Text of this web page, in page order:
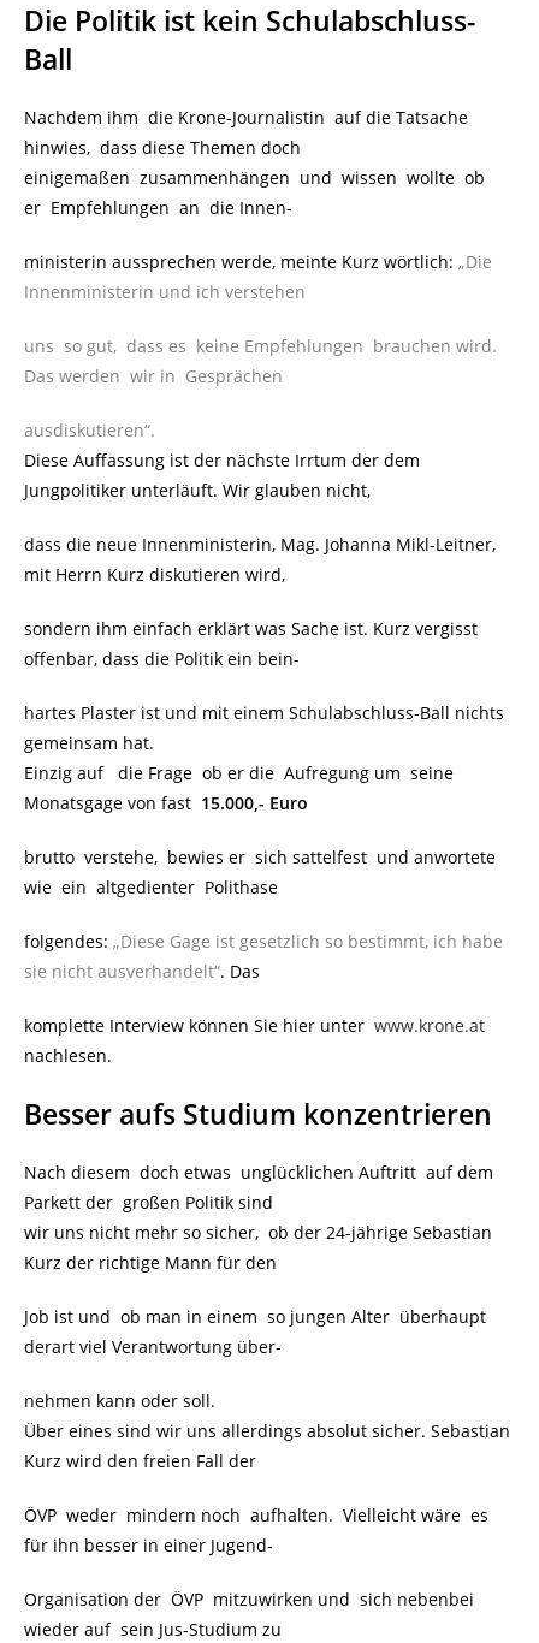
Die Politik ist kein Schulabschluss-
Ball
Nachdem ihm die Krone-Journalistin auf die Tatsache
hinwies, dass diese Themen doch
einigemaßen zusammenhängen und wissen wollte ob
er Empfehlungen an die Innen-
ministerin aussprechen werde, meinte Kurz wörtlich: „Die
Innenministerin und ich verstehen
uns so gut, dass es keine Empfehlungen brauchen wird.
Das werden wir in Gesprächen
ausdiskutieren“.
Diese Auffassung ist der nächste Irrtum der dem
Jungpolitiker unterläuft. Wir glauben nicht,
dass die neue Innenministerin, Mag. Johanna Mikl-Leitner,
mit Herrn Kurz diskutieren wird,
sondern ihm einfach erklärt was Sache ist. Kurz vergisst
offenbar, dass die Politik ein bein-
hartes Plaster ist und mit einem Schulabschluss-Ball nichts
gemeinsam hat.
Einzig auf die Frage ob er die Aufregung um seine
Monatsgage von fast 15.000,- Euro
brutto verstehe, bewies er sich sattelfest und anwortete
wie ein altgedienter Polithase
folgendes: „Diese Gage ist gesetzlich so bestimmt, ich habe
sie nicht ausverhandelt“. Das
komplette Interview können Sie hier unter www.krone.at
nachlesen.
Besser aufs Studium konzentrieren
Nach diesem doch etwas unglücklichen Auftritt auf dem
Parkett der großen Politik sind
wir uns nicht mehr so sicher, ob der 24-jährige Sebastian
Kurz der richtige Mann für den
Job ist und ob man in einem so jungen Alter überhaupt
derart viel Verantwortung über-
nehmen kann oder soll.
Über eines sind wir uns allerdings absolut sicher. Sebastian
Kurz wird den freien Fall der
ÖVP weder mindern noch aufhalten. Vielleicht wäre es
für ihn besser in einer Jugend-
Organisation der ÖVP mitzuwirken und sich nebenbei
wieder auf sein Jus-Studium zu